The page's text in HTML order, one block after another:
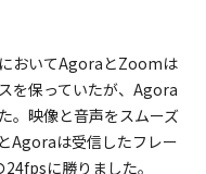
おいてAgoraとZoomは
を保っていたが、Agora
。映像と音声をスムーズ
Agoraは受信したフレー
に勝りました。